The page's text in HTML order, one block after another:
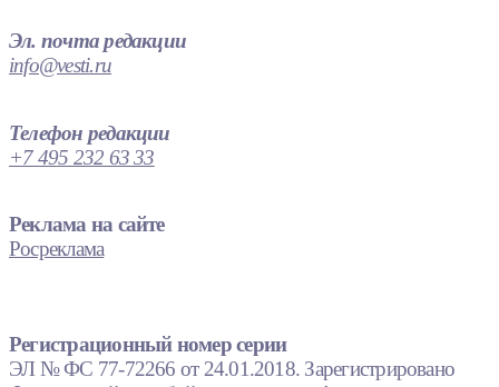
Эл. почта редакции
info@vesti.ru
Телефон редакции
+7 495 232 63 33
Реклама на сайте
Росреклама
Регистрационный номер серии
ЭЛ № ФС 77-72266 от 24.01.2018. Зарегистрировано